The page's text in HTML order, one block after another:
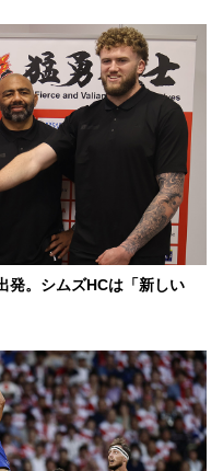
発。シムズHCは「新しい